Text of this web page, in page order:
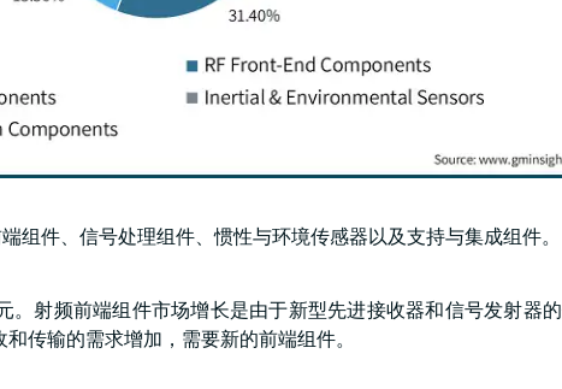
组件、信号处理组件、惯性与环境传感器以及支持与集成组件。
。射频前端组件市场增长是由于新型先进接收器和信号发射器
传输的需求增加，需要新的前端组件。